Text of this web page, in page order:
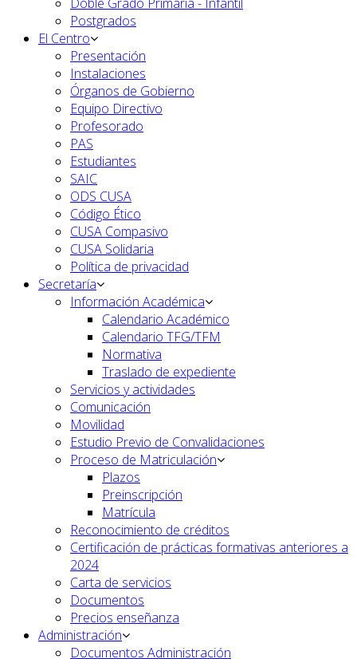
Postgrados
El Centro
Presentación
Instalaciones
Órganos de Gobierno
Equipo Directivo
Profesorado
PAS
Estudiantes
SAIC
ODS CUSA
Código Ético
CUSA Compasivo
CUSA Solidaria
Política de privacidad
Secretaría
Información Académica
Calendario Académico
Calendario TFG/TFM
Normativa
Traslado de expediente
Servicios y actividades
Comunicación
Movilidad
Estudio Previo de Convalidaciones
Proceso de Matriculación
Plazos
Preinscripción
Matrícula
Reconocimiento de créditos
Certificación de prácticas formativas anteriores a
2024
Carta de servicios
Documentos
Precios enseñanza
Administración
Documentos Administración